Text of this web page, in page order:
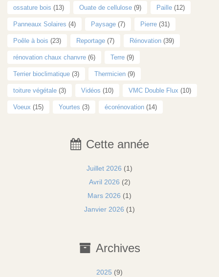
ossature bois (13) Ouate de cellulose (9) Paille (12)
Panneaux Solaires (4) Paysage (7) Pierre (31)
Poêle à bois (23) Reportage (7) Rénovation (39)
rénovation chaux chanvre (6) Terre (9)
Terrier bioclimatique (3) Thermicien (9)
toiture végétale (3) Vidéos (10) VMC Double Flux (10)
Voeux (15) Yourtes (3) écorénovation (14)
Cette année
Juillet 2026 (1)
Avril 2026 (2)
Mars 2026 (1)
Janvier 2026 (1)
Archives
2025 (9)